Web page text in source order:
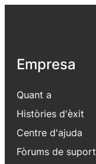
Empresa
Quant a
Històries d'èxit
Centre d'ajuda
Fòrums de suport